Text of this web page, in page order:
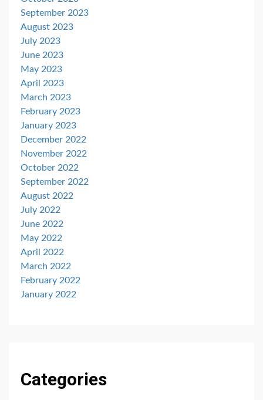
September 2023
August 2023
July 2023
June 2023
May 2023
April 2023
March 2023
February 2023
January 2023
December 2022
November 2022
October 2022
September 2022
August 2022
July 2022
June 2022
May 2022
April 2022
March 2022
February 2022
January 2022
Categories